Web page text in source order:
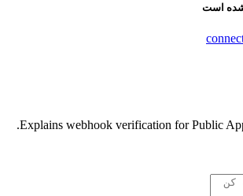
شده است
Explains webhook verification for Public